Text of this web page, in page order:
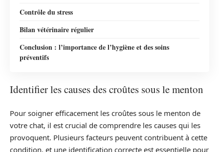
Contrôle du stress
Bilan vétérinaire régulier
Conclusion : l’importance de l’hygiène et des soins
préventifs
Identifier les causes des croûtes sous le menton
Pour soigner efficacement les croûtes sous le menton de
votre chat, il est crucial de comprendre les causes qui les
provoquent. Plusieurs facteurs peuvent contribuent à cette
condition, et une identification correcte est essentielle pour